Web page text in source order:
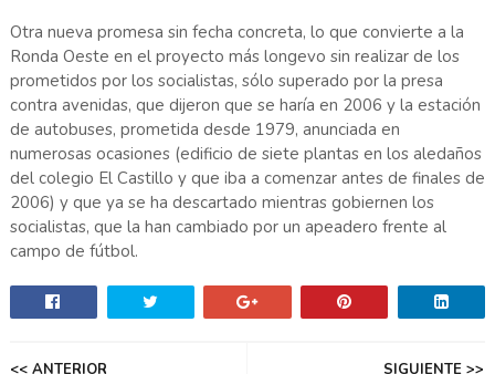
Otra nueva promesa sin fecha concreta, lo que convierte a la
Ronda Oeste en el proyecto más longevo sin realizar de los
prometidos por los socialistas, sólo superado por la presa
contra avenidas, que dijeron que se haría en 2006 y la estación
de autobuses, prometida desde 1979, anunciada en
numerosas ocasiones (edificio de siete plantas en los aledaños
del colegio El Castillo y que iba a comenzar antes de finales de
2006) y que ya se ha descartado mientras gobiernen los
socialistas, que la han cambiado por un apeadero frente al
campo de fútbol.
SIGUIENTE >>
<< ANTERIOR